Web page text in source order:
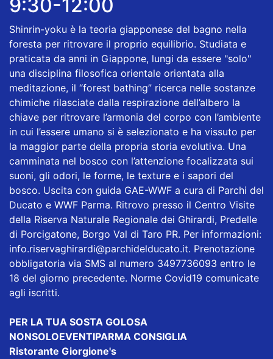
9:30-12:00
Shinrin-yoku è la teoria giapponese del bagno nella
foresta per ritrovare il proprio equilibrio. Studiata e
praticata da anni in Giappone, lungi da essere "solo"
una disciplina filosofica orientale orientata alla
meditazione, il “forest bathing” ricerca nelle sostanze
chimiche rilasciate dalla respirazione dell’albero la
chiave per ritrovare l’armonia del corpo con l’ambiente
in cui l’essere umano si è selezionato e ha vissuto per
la maggior parte della propria storia evolutiva. Una
camminata nel bosco con l’attenzione focalizzata sui
suoni, gli odori, le forme, le texture e i sapori del
bosco. Uscita con guida GAE-WWF a cura di Parchi del
Ducato e WWF Parma. Ritrovo presso il Centro Visite
della Riserva Naturale Regionale dei Ghirardi, Predelle
di Porcigatone, Borgo Val di Taro PR. Per informazioni:
info.riservaghirardi@parchidelducato.it. Prenotazione
obbligatoria via SMS al numero 3497736093 entro le
18 del giorno precedente. Norme Covid19 comunicate
agli iscritti.
PER LA TUA SOSTA GOLOSA
NONSOLOEVENTIPARMA CONSIGLIA
Ristorante Giorgione's